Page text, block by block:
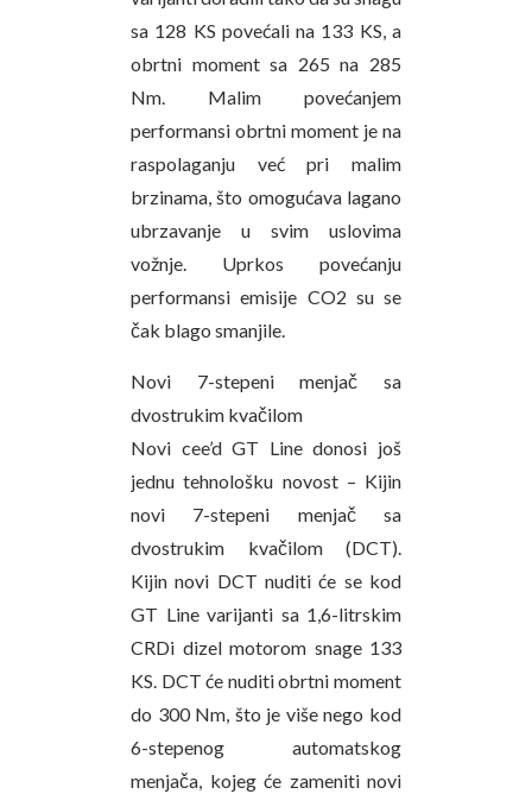
sa 128 KS povećali na 133 KS, a
obrtni moment sa 265 na 285
Nm. Malim povećanjem
performansi obrtni moment je na
raspolaganju već pri malim
brzinama, što omogućava lagano
ubrzavanje u svim uslovima
vožnje. Uprkos povećanju
performansi emisije CO2 su se
čak blago smanjile.
Novi 7-stepeni menjač sa
dvostrukim kvačilom
Novi cee’d GT Line donosi još
jednu tehnološku novost – Kijin
novi 7-stepeni menjač sa
dvostrukim kvačilom (DCT).
Kijin novi DCT nuditi će se kod
GT Line varijanti sa 1,6-litrskim
CRDi dizel motorom snage 133
KS. DCT će nuditi obrtni moment
do 300 Nm, što je više nego kod
6-stepenog automatskog
menjača, kojeg će zameniti novi